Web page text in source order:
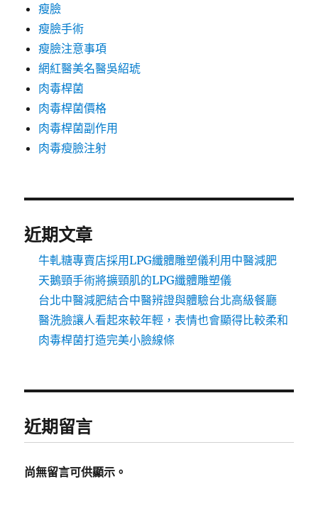
瘦臉
瘦臉手術
瘦臉注意事項
網紅醫美名醫吳紹琥
肉毒桿菌
肉毒桿菌價格
肉毒桿菌副作用
肉毒瘦臉注射
近期文章
牛軋糖專賣店採用LPG纖體雕塑儀利用中醫減肥
天鵝頸手術將擴頸肌的LPG纖體雕塑儀
台北中醫減肥結合中醫辨證與體驗台北高級餐廳
醫洗臉讓人看起來較年輕，表情也會顯得比較柔和
肉毒桿菌打造完美小臉線條
近期留言
尚無留言可供顯示。